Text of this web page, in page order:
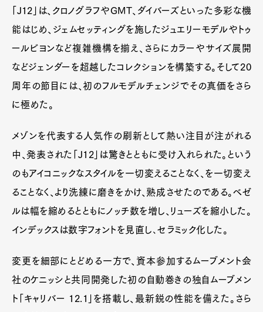
「J12」は、クロノグラフやGMT、ダイバーズといった多彩な機
能はじめ、ジェムセッティングを施したジュエリーモデルやトゥ
ールビヨンなど複雑機構を揃え、さらにカラーやサイズ展開
などジェンダーを超越したコレクションを構築する。そして20
周年の節目には、初のフルモデルチェンジでその真価をさら
に極めた。
メゾンを代表する人気作の刷新として熱い注目が注がれる
中、発表された「J12」は驚きとともに受け入れられた。という
のもアイコニックなスタイルを一切変えることなく、を一切変え
ることなく、より洗練に磨きをかけ、熟成させたのである。ベゼ
ルは幅を縮めるとともにノッチ数を増し、リューズを縮小した。
インデックスは数字フォントを見直し､セラミック化した。
変更を細部にとどめる一方で、資本参加するムーブメント会
社のケニッシと共同開発した初の自動巻きの独自ムーブメン
ト「キャリバー 12.1」を搭載し、最新鋭の性能を備えた。さら